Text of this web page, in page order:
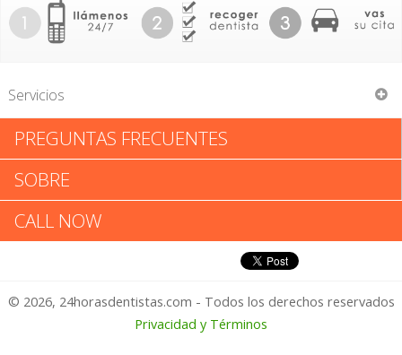
Servicios
Katherine G Collier & Assoc
Katherine G Collier & Assoc:
Califica tu Experiencia
1 – No Feliz
PREGUNTAS FRECUENTES
SOBRE
CALL NOW
© 2026, 24horasdentistas.com - Todos los derechos reservados
Privacidad y Términos